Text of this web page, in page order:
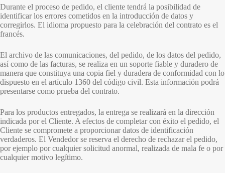
Durante el proceso de pedido, el cliente tendrá la posibilidad de
identificar los errores cometidos en la introducción de datos y
corregirlos. El idioma propuesto para la celebración del contrato es el
francés.
El archivo de las comunicaciones, del pedido, de los datos del pedido,
así como de las facturas, se realiza en un soporte fiable y duradero de
manera que constituya una copia fiel y duradera de conformidad con lo
dispuesto en el artículo 1360 del código civil. Esta información podrá
presentarse como prueba del contrato.
Para los productos entregados, la entrega se realizará en la dirección
indicada por el Cliente. A efectos de completar con éxito el pedido, el
Cliente se compromete a proporcionar datos de identificación
verdaderos. El Vendedor se reserva el derecho de rechazar el pedido,
por ejemplo por cualquier solicitud anormal, realizada de mala fe o por
cualquier motivo legítimo.